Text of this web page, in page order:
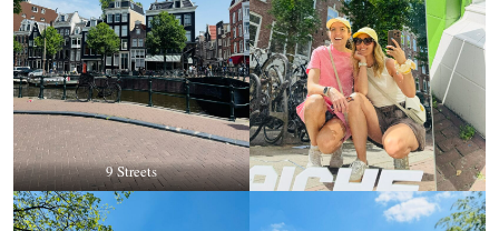
9 Streets